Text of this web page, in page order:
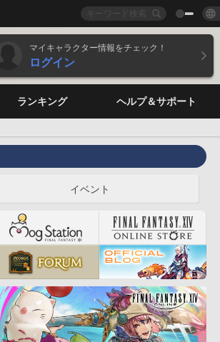
マイキャラクター情報をチェック！
ログイン
ランキング ヘルプ＆サポート
イベント